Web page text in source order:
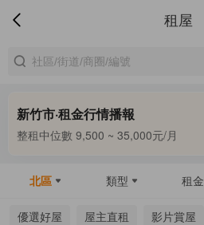
租屋
新竹市·租金行情播報
合租中位數 6,000 ~ 8,000元/月
整租中位數 9,500 ~ 35,000元/月
北區 類型 租金
優選好屋 屋主直租 影片賞屋